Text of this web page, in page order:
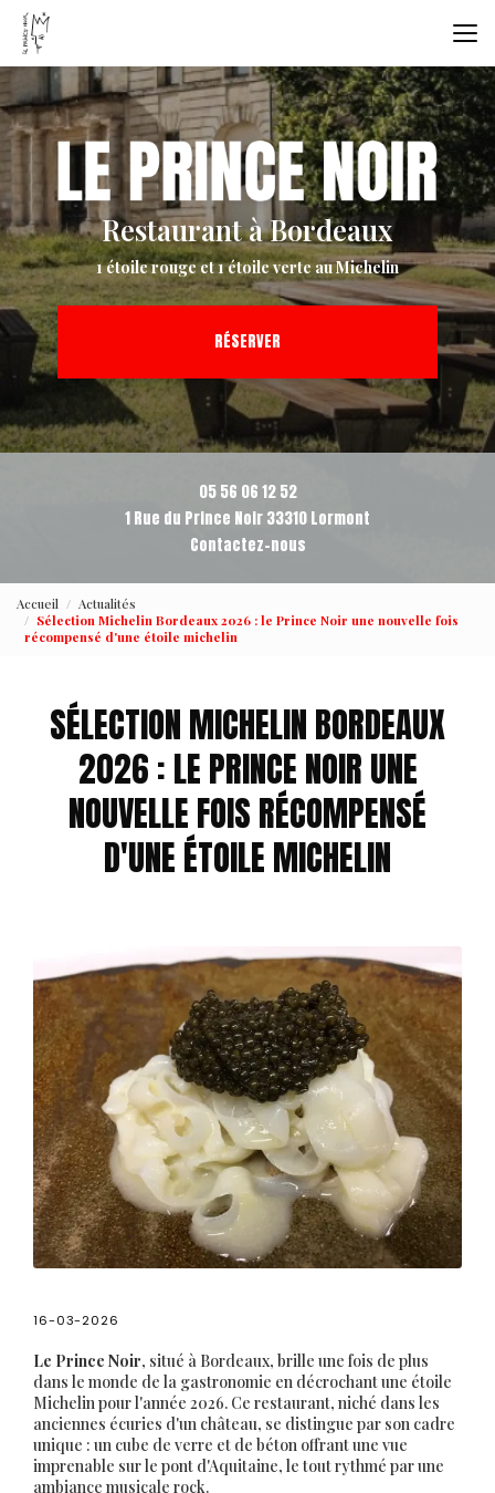
Aller
contenu
principal
Restaurant à Bordeaux
1 étoile rouge et 1 étoile verte au Michelin
RÉSERVER
05 56 06 12 52
1 Rue du Prince Noir 33310 Lormont
Contactez-nous
Accueil
Actualités
Sélection Michelin Bordeaux 2026 : le Prince Noir une nouvelle fois
récompensé d'une étoile michelin
SÉLECTION MICHELIN BORDEAUX
2026 : LE PRINCE NOIR UNE
NOUVELLE FOIS RÉCOMPENSÉ
D'UNE ÉTOILE MICHELIN
16-03-2026
Le Prince Noir, situé à Bordeaux, brille une fois de plus
dans le monde de la gastronomie en décrochant une étoile
Michelin pour l'année 2026. Ce restaurant, niché dans les
anciennes écuries d'un château, se distingue par son cadre
unique : un cube de verre et de béton offrant une vue
imprenable sur le pont d'Aquitaine, le tout rythmé par une
ambiance musicale rock.